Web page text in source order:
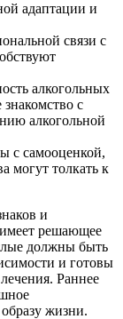
адаптации и
связи с
алкогольных
с
алкогольной
с самооценкой,
могут толкать к
и
решающее
должны быть
и готовы
Раннее
жизни.